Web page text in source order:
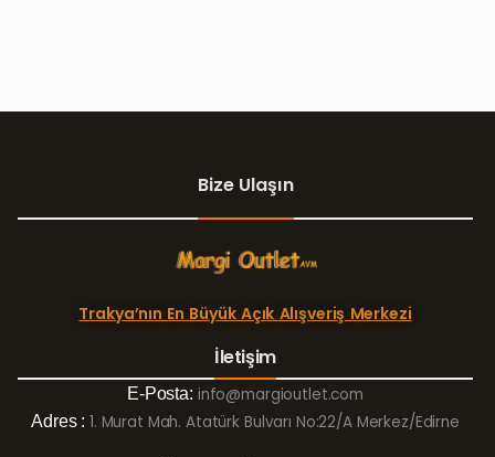
Bize Ulaşın
Trakya’nın En Büyük Açık Alışveriş Merkezi
İletişim
E-Posta: info@margioutlet.com
Adres : 1. Murat Mah. Atatürk Bulvarı No:22/A Merkez/Edirne